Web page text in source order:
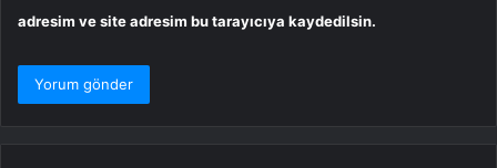
adresim ve site adresim bu tarayıcıya kaydedilsin.